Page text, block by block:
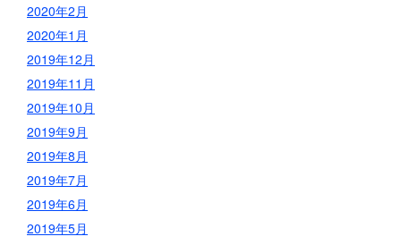
2020年2月
2020年1月
2019年12月
2019年11月
2019年10月
2019年9月
2019年8月
2019年7月
2019年6月
2019年5月